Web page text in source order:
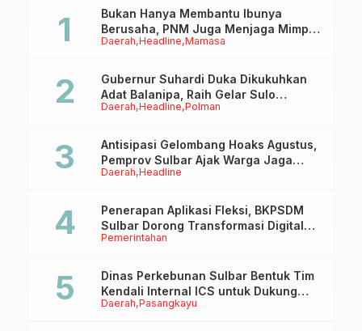
Daerah Headline Mamasa
Bukan Hanya Membantu Ibunya
Berusaha, PNM Juga Menjaga Mimpi
Anaknya Untuk Menggapai Cita-Cita
Daerah Headline Polman
Gubernur Suhardi Duka Dikukuhkan
Adat Balanipa, Raih Gelar Sulo
Tappidena
Daerah Headline
Antisipasi Gelombang Hoaks Agustus,
Pemprov Sulbar Ajak Warga Jaga
Ruang Digital
Pemerintahan
Penerapan Aplikasi Fleksi, BKPSDM
Sulbar Dorong Transformasi Digital
Sistem Kehadiran ASN
Daerah Pasangkayu
Dinas Perkebunan Sulbar Bentuk Tim
Kendali Internal ICS untuk Dukung
Sertifikasi ISPO Pekebun di